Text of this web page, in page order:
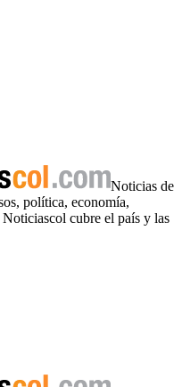
Noticias de
política, economía,
cubre el país y las